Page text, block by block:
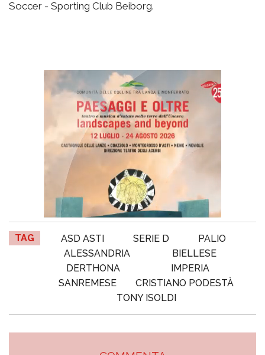
Soccer - Sporting Club Beiborg.
TAG ASD ASTI SERIE D
PALIO
ALESSANDRIA
BIELLESE
DERTHONA
IMPERIA
SANREMESE
CRISTIANO PODESTÀ
TONY ISOLDI